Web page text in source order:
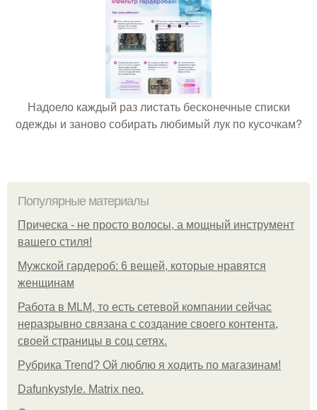
Надоело каждый раз листать бесконечные списки
одежды и заново собирать любимый лук по кусочкам?
Популярные материалы
Прическа - не просто волосы, а мощный инструмент
вашего стиля!
Мужской гардероб: 6 вещей, которые нравятся
женщинам
Работа в MLM, то есть сетевой компании сейчас
неразрывно связана с создание своего контента,
своей страницы в соц сетях.
Рубрика Trend? Ой люблю я ходить по магазинам!
Dafunkystyle. Matrix neo.